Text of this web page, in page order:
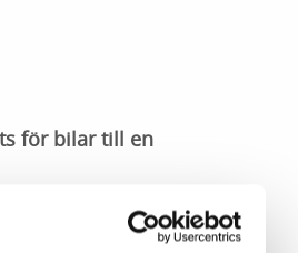
för bilar till en